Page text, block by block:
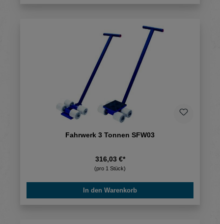
Fahrwerk 3 Tonnen SFW03
316,03 €*
(pro 1 Stück)
In den Warenkorb